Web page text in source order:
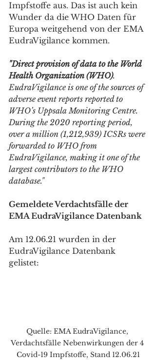
Impfstoffe aus. Das ist auch kein
Wunder da die WHO Daten für
Europa weitgehend von der EMA
EudraVigilance kommen.
"Direct provision of data to the World
Health Organization (WHO).
EudraVigilance is one of the sources of
adverse event reports reported to
WHO’s Uppsala Monitoring Centre.
During the 2020 reporting period,
over a million (1,212,939) ICSRs were
forwarded to WHO from
EudraVigilance, making it one of the
largest contributors to the WHO
database."
Gemeldete Verdachtsfälle der
EMA EudraVigilance Datenbank
Am 12.06.21 wurden in der
EudraVigilance Datenbank
gelistet:
Quelle: EMA EudraVigilance,
Verdachtsfälle Nebenwirkungen der 4
Covid-19 Impfstoffe, Stand 12.06.21